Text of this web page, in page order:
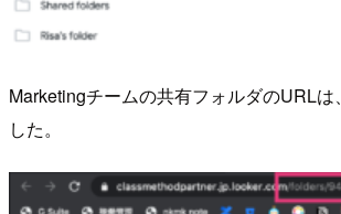
Marketingチームの共有フォルダのURLは、
した。